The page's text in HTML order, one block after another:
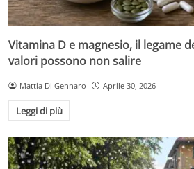
Vitamina D e magnesio, il legame
valori possono non salire
Mattia Di Gennaro Aprile 30, 2026
Leggi di più